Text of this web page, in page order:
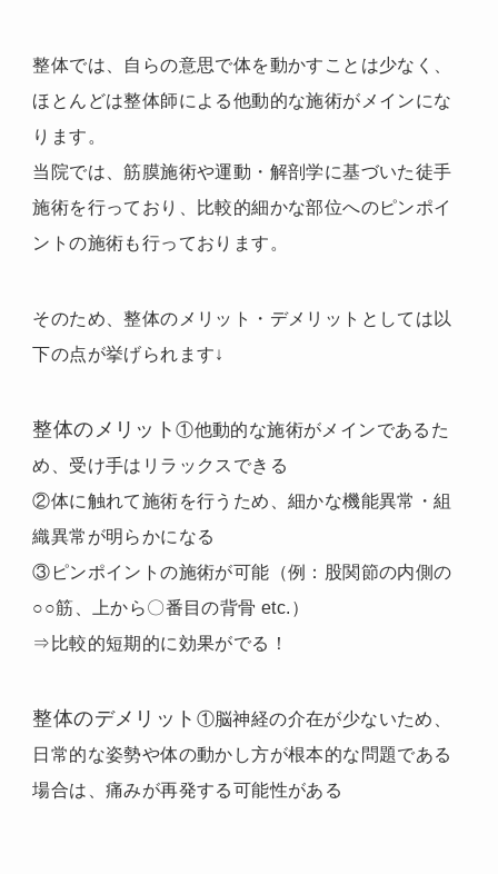
整体では、自らの意思で体を動かすことは少なく、
ほとんどは整体師による他動的な施術がメインにな
ります。
当院では、筋膜施術や運動・解剖学に基づいた徒手
施術を行っており、比較的細かな部位へのピンポイ
ントの施術も行っております。
そのため、整体のメリット・デメリットとしては以
下の点が挙げられます↓
整体のメリット①他動的な施術がメインであるた
め、受け手はリラックスできる
②体に触れて施術を行うため、細かな機能異常・組
織異常が明らかになる
③ピンポイントの施術が可能（例：股関節の内側の
○○筋、上から〇番目の背骨 etc.）
⇒比較的短期的に効果がでる！
整体のデメリット ①脳神経の介在が少ないため、
日常的な姿勢や体の動かし方が根本的な問題である
場合は、痛みが再発する可能性がある